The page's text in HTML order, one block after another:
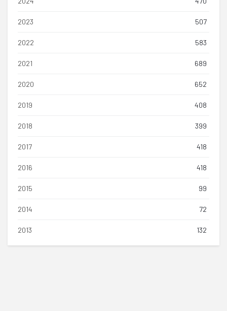
2023 507
2022 583
2021 689
2020 652
2019 408
2018 399
2017 418
2016 418
2015 99
2014 72
2013 132